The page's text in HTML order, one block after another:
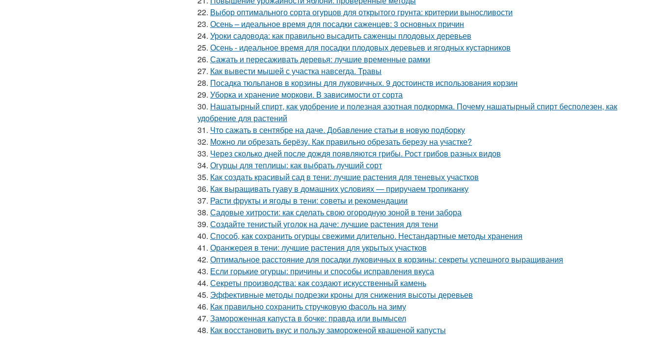
22. Выбор оптимального сорта огурцов для открытого грунта: критерии выносливости
23. Осень – идеальное время для посадки саженцев: 3 основных причин
24. Уроки садовода: как правильно высадить саженцы плодовых деревьев
25. Осень - идеальное время для посадки плодовых деревьев и ягодных кустарников
26. Сажать и пересаживать деревья: лучшие временные рамки
27. Как вывести мышей с участка навсегда. Травы
28. Посадка тюльпанов в корзины для луковичных. 9 достоинств использования корзин
29. Уборка и хранение моркови. В зависимости от сорта
30. Нашатырный спирт, как удобрение и полезная азотная подкормка. Почему нашатырный спирт бесполезен, как
удобрение для растений
31. Что сажать в сентябре на даче. Добавление статьи в новую подборку
32. Можно ли обрезать берёзу. Как правильно обрезать березу на участке?
33. Через сколько дней после дождя появляются грибы. Рост грибов разных видов
34. Огурцы для теплицы: как выбрать лучший сорт
35. Как создать красивый сад в тени: лучшие растения для теневых участков
36. Как выращивать гуаву в домашних условиях — приручаем тропиканку
37. Расти фрукты и ягоды в тени: советы и рекомендации
38. Садовые хитрости: как сделать свою огородную зоной в тени забора
39. Создайте тенистый уголок на даче: лучшие растения для тени
40. Способ, как сохранить огурцы свежими длительно. Нестандартные методы хранения
41. Оранжерея в тени: лучшие растения для укрытых участков
42. Оптимальное расстояние для посадки луковичных в корзины: секреты успешного выращивания
43. Если горькие огурцы: причины и способы исправления вкуса
44. Секреты производства: как создают искусственный камень
45. Эффективные методы подрезки кроны для снижения высоты деревьев
46. Как правильно сохранить стручковую фасоль на зиму
47. Замороженная капуста в бочке: правда или вымысел
48. Как восстановить вкус и пользу замороженой квашеной капусты